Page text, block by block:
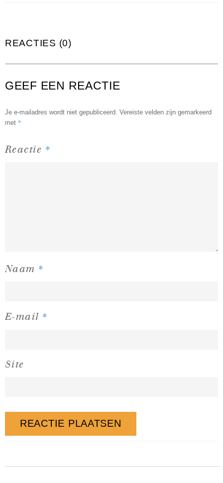
REACTIES (0)
GEEF EEN REACTIE
Je e-mailadres wordt niet gepubliceerd. Vereiste velden zijn gemarkeerd
met *
Reactie *
Naam *
E-mail *
Site